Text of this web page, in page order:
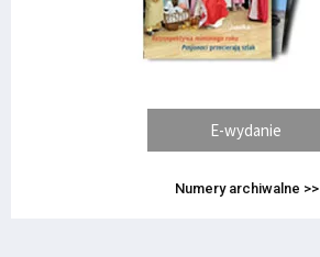
E-wydanie
Numery archiwalne >>